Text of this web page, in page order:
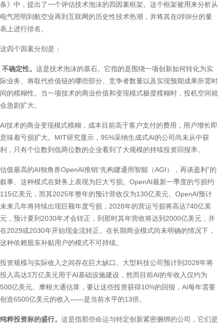
条》中，提出了一个评估技术泡沫的四因素框架。这个框架被用来分析从
电气照明到航空业再到互联网的历史性技术热潮，并将其在0到8分的量
表上进行排名。
这四个因素分别是：
不确定性。 这是技术泡沫的基石。它指的是围绕一项创新如何转化为实
际业务、将取代价值链的哪些部分、竞争者数量以及实现预期成果所需时
间的模糊性。当一项技术的商业价值和变现模式极度模糊时，投机空间就
会急剧扩大。
AI技术的商业变现模式模糊，成本目前高于客户支付的费用，用户增长即
意味着亏损扩大。MIT研究显示，95%采纳生成式AI的公司尚未从中获
利，只有个位数到低两位数的企业看到了大规模的持续投资回报率。
估值最高的AI独角兽OpenAI推销“先构建通用智能（AGI），再谈盈利”的
叙事。这种模式在财务上表现为巨大亏损。OpenAI最新一季度的亏损约
115亿美元，而其2025年整年的预计营收仅为130亿美元。OpenAI预计
未来几年将持续出现巨额年度亏损，2028年的营运亏损将高达740亿美
元，预计要到2030年才会转正，到那时其年营收将达到2000亿美元，并
在2029或2030年开始现金流转正。在长期商业模式尚未明确的情况下，
这种依赖股东补贴用户的模式不可持续。
投资规模与实际收入之间存在巨大缺口。大型科技公司预计到2028年将
投入高达3万亿美元用于AI基础设施建设，然而目前AI的年收入仅约为
500亿美元。摩根大通估算，要让这些投资获得10%的回报，AI每年需要
创造6500亿美元的收入——是当前水平的13倍。
纯粹投资标的盛行。 这是指那些命运与特定创新紧密捆绑的公司，它们是